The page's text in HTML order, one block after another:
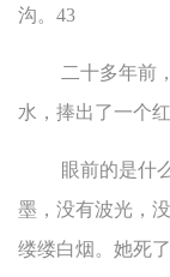
沟。43
二十多年前
水，捧出了一个红
眼前的是什
墨，没有波光，
缕缕白烟。她死